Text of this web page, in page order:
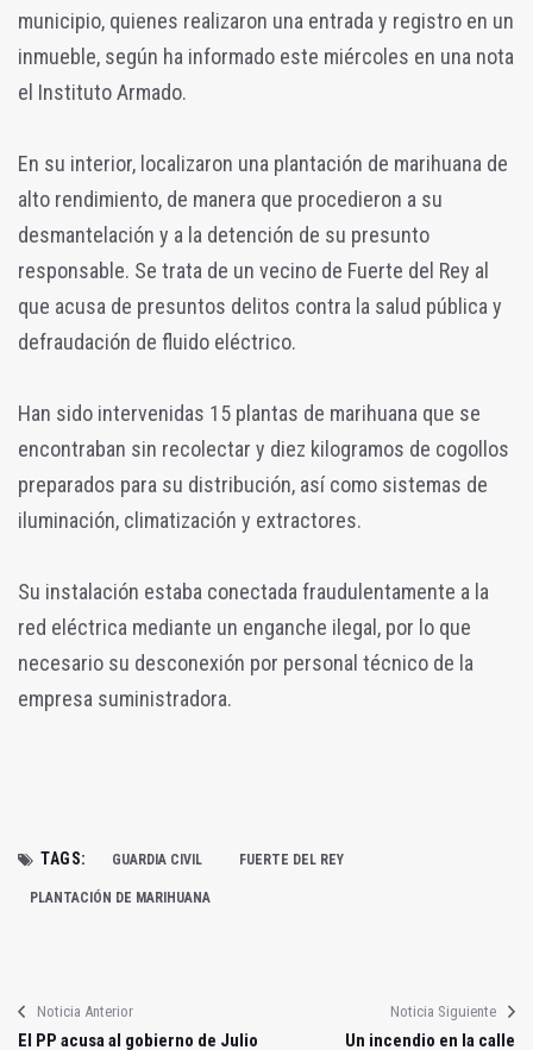
municipio, quienes realizaron una entrada y registro en un
inmueble, según ha informado este miércoles en una nota
el Instituto Armado.
En su interior, localizaron una plantación de marihuana de
alto rendimiento, de manera que procedieron a su
desmantelación y a la detención de su presunto
responsable. Se trata de un vecino de Fuerte del Rey al
que acusa de presuntos delitos contra la salud pública y
defraudación de fluido eléctrico.
Han sido intervenidas 15 plantas de marihuana que se
encontraban sin recolectar y diez kilogramos de cogollos
preparados para su distribución, así como sistemas de
iluminación, climatización y extractores.
Su instalación estaba conectada fraudulentamente a la
red eléctrica mediante un enganche ilegal, por lo que
necesario su desconexión por personal técnico de la
empresa suministradora.
TAGS: GUARDIA CIVIL FUERTE DEL REY
PLANTACIÓN DE MARIHUANA
Noticia Anterior
El PP acusa al gobierno de Julio
Noticia Siguiente
Un incendio en la calle